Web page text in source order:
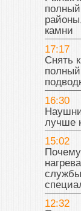
камни
17:17
Снять
16:30
лучше
15:02
12:32